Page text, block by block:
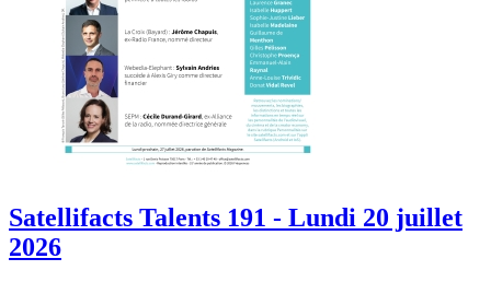
Satellifacts Talents 191 - Lundi 20 juillet
2026